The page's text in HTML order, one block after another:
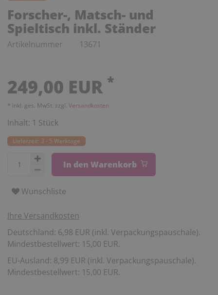
Forscher-, Matsch- und
Spieltisch inkl. Ständer
Artikelnummer 13671
249,00 EUR *
* inkl. ges. MwSt. zzgl. Versandkosten
Inhalt: 1 Stück
Lieferzeit: 3 - 5 Werktage
In den Warenkorb
Wunschliste
Ihre Versandkosten
Deutschland: 6,98 EUR (inkl. Verpackungspauschale).
Mindestbestellwert: 15,00 EUR.
EU-Ausland: 8,99 EUR (inkl. Verpackungspauschale).
Mindestbestellwert: 15,00 EUR.